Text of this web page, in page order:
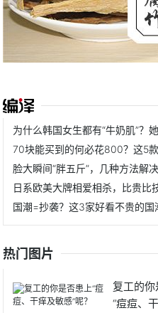
为什么韩国女生都有“牛奶肌”？
70块能买到的何必花800？这5
脸大瞬间“胖五斤”，几种方法解
日系欧美大牌相爱相杀，比贵比
国潮=抄袭？这3家好看不贵的国
热门图片
复工的
“痘痘、